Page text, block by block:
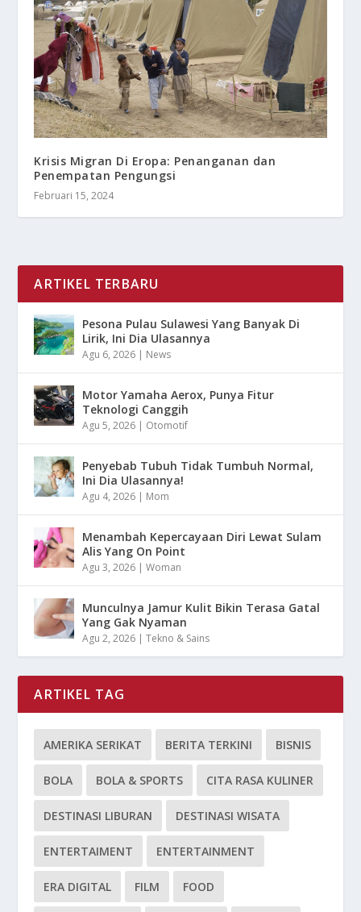
Krisis Migran Di Eropa: Penanganan dan
Penempatan Pengungsi
Februari 15, 2024
ARTIKEL TERBARU
Pesona Pulau Sulawesi Yang Banyak Di
Lirik, Ini Dia Ulasannya
Agu 6, 2026 | News
Motor Yamaha Aerox, Punya Fitur
Teknologi Canggih
Agu 5, 2026 | Otomotif
Penyebab Tubuh Tidak Tumbuh Normal,
Ini Dia Ulasannya!
Agu 4, 2026 | Mom
Menambah Kepercayaan Diri Lewat Sulam
Alis Yang On Point
Agu 3, 2026 |Woman
Munculnya Jamur Kulit Bikin Terasa Gatal
Yang Gak Nyaman
Agu 2, 2026 |Tekno & Sains
ARTIKEL TAG
AMERIKA SERIKAT BERITA TERKINI BISNIS
BOLA BOLA & SPORTS CITA RASA KULINER
DESTINASI LIBURAN DESTINASI WISATA
ENTERTAIMENT ENTERTAINMENT
ERA DIGITAL FILM FOOD